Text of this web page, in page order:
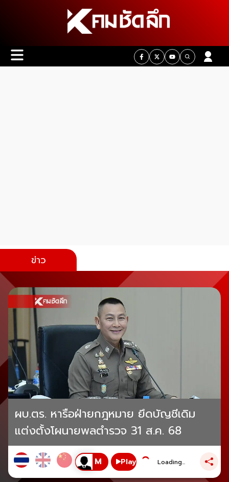
ข่าว
ผบ.ตร. หารือฝ่ายกฎหมาย ยึดบัญชีเดิม
แต่งตั้งโผนายพลตำรวจ 31 ส.ค. 68
Play Loading...